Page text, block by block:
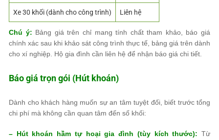
Xe 30 khối (dành cho công trình) Liên hệ
Chú ý: Bảng giá trên chỉ mang tính chất tham khảo, báo giá
chính xác sau khi khảo sát công trình thực tế, bảng giá trên dành
cho xí nghiệp. Hộ gia đình cần liên hệ để nhận báo giá chi tiết.
Báo giá trọn gói (Hút khoán)
Dành cho khách hàng muốn sự an tâm tuyệt đối, biết trước tổng
chi phí mà không cần quan tâm đến số khối:
– Hút khoán hầm tự hoại gia đình (tùy kích thước): Từ